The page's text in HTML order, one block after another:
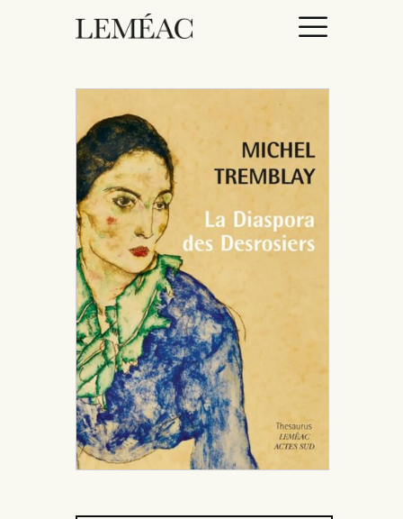
ACCUEIL
CATALOGUE
AUTEURICES
DROITS / RIGHTS
À PROPOS